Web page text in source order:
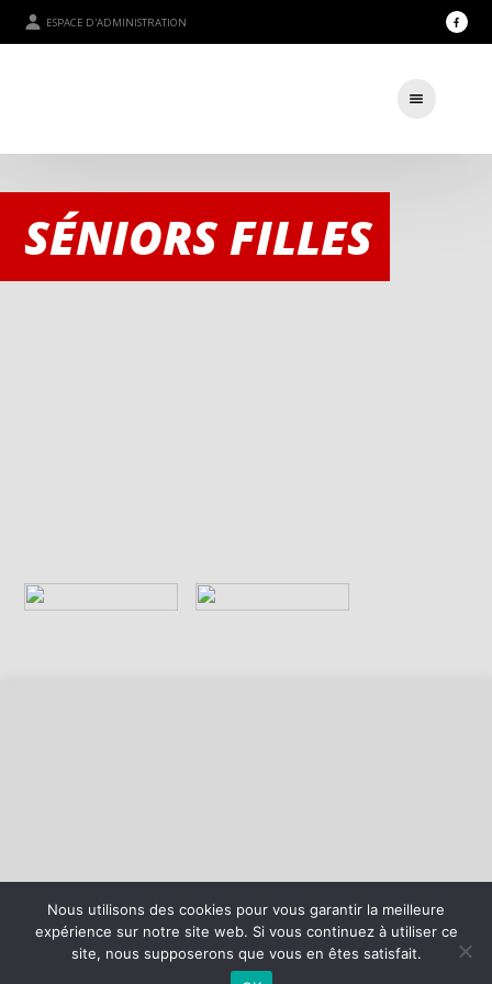
ESPACE D'ADMINISTRATION
SÉNIORS FILLES
©2026 - AS Loon Plage Basket | Site internet réalisé par
Nous utilisons des cookies pour vous garantir la meilleure
expérience sur notre site web. Si vous continuez à utiliser ce
site, nous supposerons que vous en êtes satisfait.